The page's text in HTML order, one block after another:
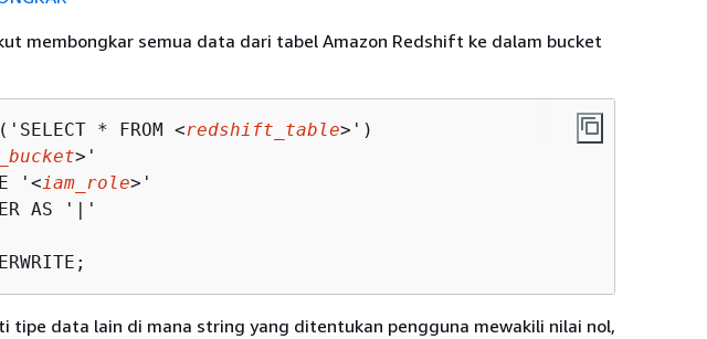
membongkar semua data dari tabel Amazon Redshift ke dalam bucket
('SELECT * FROM <redshift_table>')
>'
'<iam_role>'
AS '|'
tipe data lain di mana string yang ditentukan pengguna mewakili nilai nol,